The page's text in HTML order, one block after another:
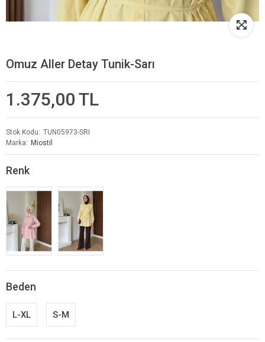
Omuz Aller Detay Tunik-Sarı
1.375,00 TL
Stok Kodu
TUN05973-SRI
Marka
Miostil
Renk
Beden
L-XL S-M